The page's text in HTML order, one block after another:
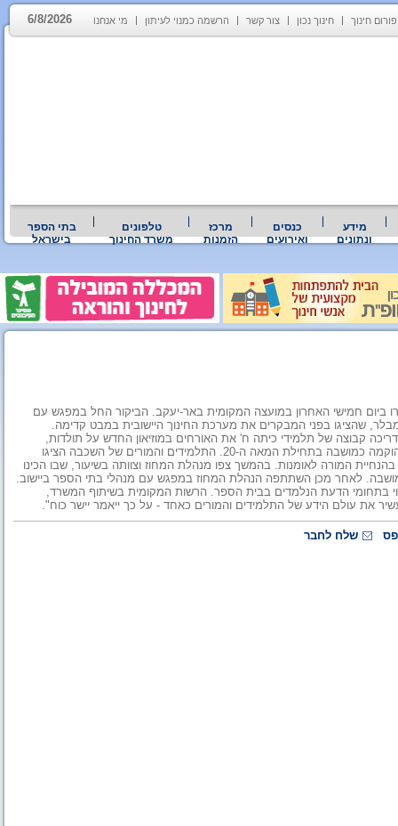
פורום חינוך חינוך נכון צור קשר הרשמה כמנוי לעיתון מי אנחנו 6/8/2026
מידע
ונתונים
כנסים
ואירועים
מרכז
הזמנות
טלפונים
משרד החינוך
בתי הספר
בישראל
ביום חמישי האחרון במועצה המקומית באר-יעקב. הביקור החל במפגש עם
שהציגו בפני המבקרים את מערכת החינוך היישובית במבט קדימה.
קבוצה של תלמידי כיתה ח' את האורחים במוזיאון החדש על תולדות,
היישוב - בית ראשונים. במוזיאון מונצחת ההיסטוריה של באר יעקב שהוקמה כמושבה בתחילת המאה ה-20. התלמידים והמורים של השכבה הציגו
המורה לאומנות. בהמשך צפו מנהלת המחוז וצוותה בשיעור, שבו הכינו
לאחר מכן השתתפה הנהלת המחוז במפגש עם מנהלי בתי הספר ביישוב.
בתחומי הדעת הנלמדים בבית הספר. הרשות המקומית בשיתוף המשרד,
את עולם הידע של התלמידים והמורים כאחד - על כך ייאמר יישר כוח".
שלח לחבר